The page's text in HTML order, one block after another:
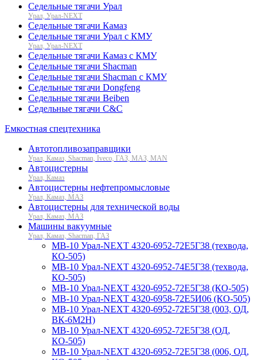
Седельные тягачи Урал
Урал, Урал-NEXT
Седельные тягачи Камаз
Седельные тягачи Урал с КМУ
Урал, Урал-NEXT
Седельные тягачи Камаз с КМУ
Седельные тягачи Shacman
Седельные тягачи Shacman с КМУ
Седельные тягачи Dongfeng
Седельные тягачи Beiben
Седельные тягачи C&C
Емкостная спецтехника
Автотопливозаправщики
Урал, Камаз, Shacman, Iveco, ГАЗ, МАЗ, MAN
Автоцистерны
Урал, Камаз
Автоцистерны нефтепромысловые
Урал, Камаз, МАЗ
Автоцистерны для технической воды
Урал, Камаз, МАЗ
Машины вакуумные
Урал, Камаз, Shacman, ГАЗ
МВ-10 Урал-NEXT 4320-6952-72Е5Г38 (техвода,
КО-505)
МВ-10 Урал-NEXT 4320-6952-74Е5Г38 (техвода,
КО-505)
МВ-10 Урал-NEXT 4320-6952-72Е5Г38 (КО-505)
МВ-10 Урал-NEXT 4320-6958-72Е5И06 (КО-505)
МВ-10 Урал-NEXT 4320-6952-72Е5Г38 (003, ОД,
ВК-6М2Н)
МВ-10 Урал-NEXT 4320-6952-72Е5Г38 (ОД,
КО-505)
МВ-10 Урал-NEXT 4320-6952-72Е5Г38 (006, ОД,